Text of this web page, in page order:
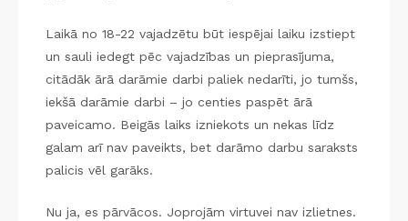
Laikā no 18-22 vajadzētu būt iespējai laiku izstiept
un sauli iedegt pēc vajadzības un pieprasījuma,
citādāk ārā darāmie darbi paliek nedarīti, jo tumšs,
iekšā darāmie darbi – jo centies paspēt ārā
paveicamo. Beigās laiks izniekots un nekas līdz
galam arī nav paveikts, bet darāmo darbu saraksts
palicis vēl garāks.
Nu ja, es pārvācos. Joprojām virtuvei nav izlietnes.